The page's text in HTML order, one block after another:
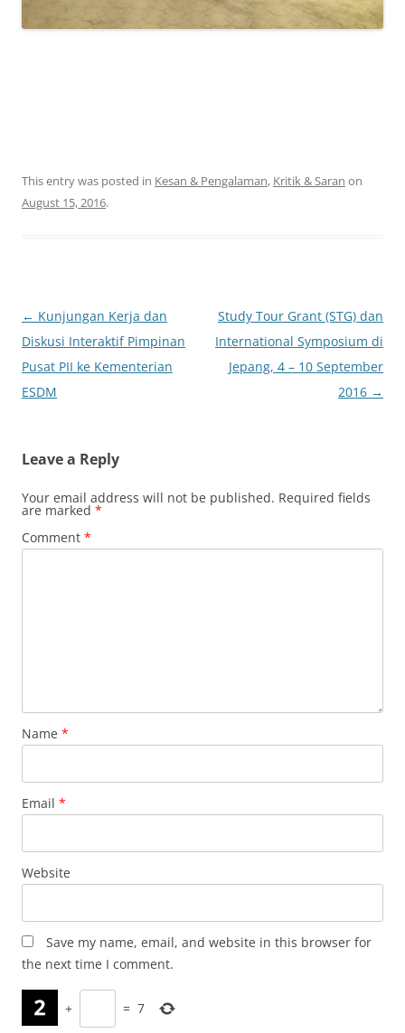
This entry was posted in Kesan & Pengalaman, Kritik & Saran on
August 15, 2016.
Post
navigation
← Kunjungan Kerja dan
Diskusi Interaktif Pimpinan
Pusat PII ke Kementerian
ESDM
Study Tour Grant (STG) dan
International Symposium di
Jepang, 4 – 10 September
2016 →
Leave a Reply
Your email address will not be published. Required fields
are marked *
Comment *
Name *
Email *
Website
Save my name, email, and website in this browser for
the next time I comment.
+ = 7